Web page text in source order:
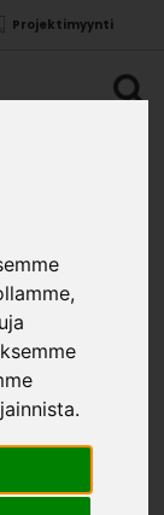
Projektimyynti
»